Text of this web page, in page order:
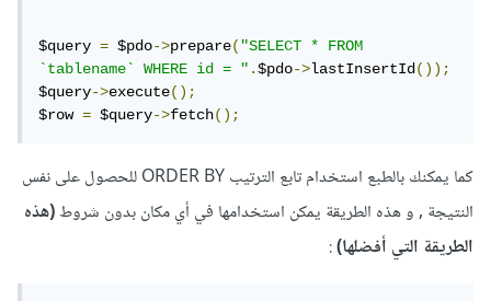
$query = $pdo->prepare("SELECT * FROM
`tablename` WHERE id = ".$pdo->lastInsertId());
$query->execute();
$row = $query->fetch();
كما يمكنك بالطبع استخدام تابع الترتيب ORDER BY للحصول على نفس
النتيجة , و هذه الطريقة يمكن استخدامها في أي مكان بدون شروط(هذه
الطريقة التي أفضلها)